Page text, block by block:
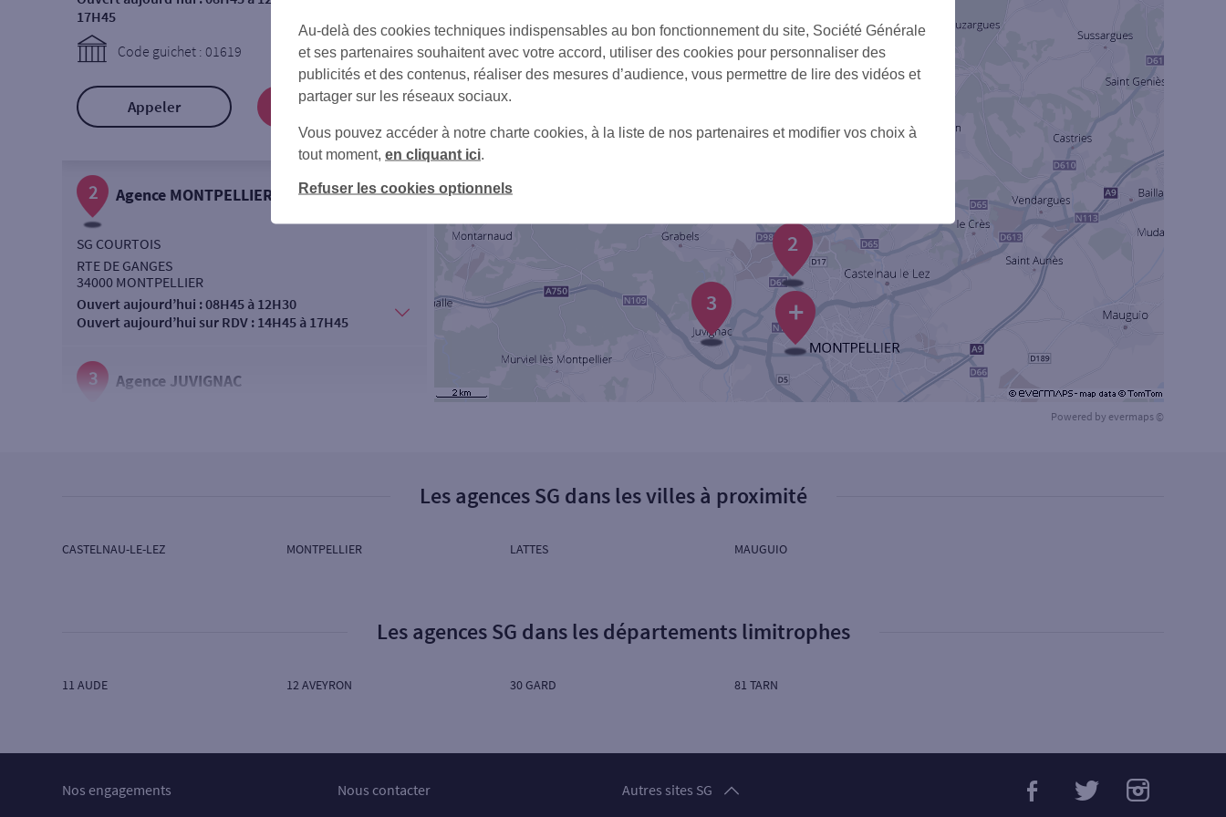
+
3
2
1
17H45
Code guichet : 01619
Appeler Prendre RDV
2 Agence MONTPELLIER LA LYRE
SG COURTOIS
RTE DE GANGES
34000 MONTPELLIER
Ouvert aujourd’hui :08H45 à 12H30
Ouvert aujourd’hui sur RDV : 14H45 à 17H45
3 Agence JUVIGNAC
Ouvert aujourd’hui sur RDV :
14H45 à 17H45
5 Agence MONTPELLIER FACULTES
SG COURTOIS
Powered by evermaps ©
Les agences SG dans les villes à proximité
CASTELNAU-LE-LEZ MONTPELLIER LATTES MAUGUIO
Les agences SG dans les départements limitrophes
11 AUDE 12 AVEYRON 30 GARD 81 TARN
Nos engagements Nous contacter Autres sites SG
Au-delà des cookies techniques indispensables au bon fonctionnement du site, Société Générale
et ses partenaires souhaitent avec votre accord, utiliser des cookies pour personnaliser des
publicités et des contenus, réaliser des mesures d’audience, vous permettre de lire des vidéos et
partager sur les réseaux sociaux.
Vous pouvez accéder à notre charte cookies, à la liste de nos partenaires et modifier vos choix à
tout moment, en cliquant ici.
Refuser les cookies optionnels